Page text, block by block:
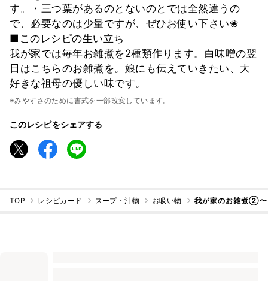
す。・三つ葉があるのとないのとでは全然違うの
で、必要なのは少量ですが、ぜひお使い下さい❀
■このレシピの生い立ち
我が家では毎年お雑煮を2種類作ります。白味噌の翌
日はこちらのお雑煮を。娘にも伝えていきたい、大
好きな祖母の優しい味です。
※みやすさのために書式を一部改変しています。
このレシピをシェアする
TOP レシピカード スープ・汁物 お吸い物 我が家のお雑煮②〜